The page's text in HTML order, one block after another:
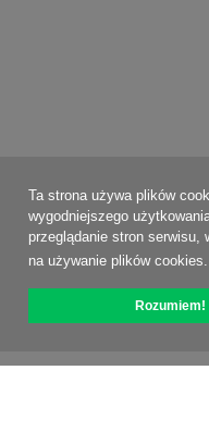
Ta strona używa plików
wygodniejszego
przeglądanie stron serwisu,
na używanie plików cookies.
Rozumiem!